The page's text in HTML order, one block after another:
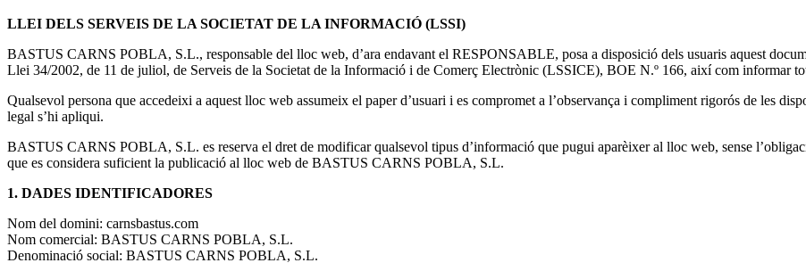
LLEI DELS SERVEIS DE LA SOCIETAT DE LA INFORMACIÓ (LSSI)
BASTUS CARNS POBLA, S.L., responsable del lloc web, d’ara endavant el RESPONSABLE, posa a disposició dels usuaris aquest
Llei 34/2002, de 11 de juliol, de Serveis de la Societat de la Informació i de Comerç Electrònic (LSSICE), BOE N.º 166, així com informar
Qualsevol persona que accedeixi a aquest lloc web assumeix el paper d’usuari i es compromet a l’observança i compliment rigorós de les
legal s’hi apliqui.
BASTUS CARNS POBLA, S.L. es reserva el dret de modificar qualsevol tipus d’informació que pugui aparèixer al lloc web, sense
que es considera suficient la publicació al lloc web de BASTUS CARNS POBLA, S.L.
1. DADES IDENTIFICADORES
Nom del domini: carnsbastus.com
Nom comercial: BASTUS CARNS POBLA, S.L.
Denominació social: BASTUS CARNS POBLA, S.L.